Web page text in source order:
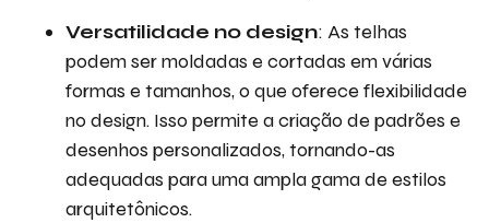
Versatilidade no design: As telhas
podem ser moldadas e cortadas em várias
formas e tamanhos, o que oferece flexibilidade
no design. Isso permite a criação de padrões e
desenhos personalizados, tornando-as
adequadas para uma ampla gama de estilos
arquitetônicos.